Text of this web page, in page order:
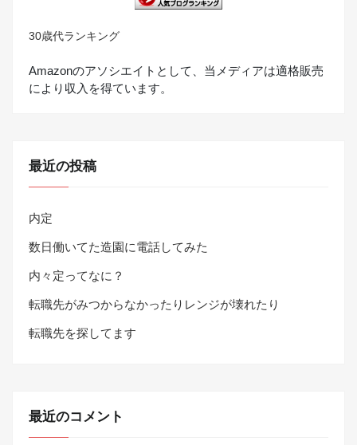
30歳代ランキング
Amazonのアソシエイトとして、当メディアは適格販売
により収入を得ています。
最近の投稿
内定
数日働いてた造園に電話してみた
内々定ってなに？
転職先がみつからなかったりレンジが壊れたり
転職先を探してます
最近のコメント